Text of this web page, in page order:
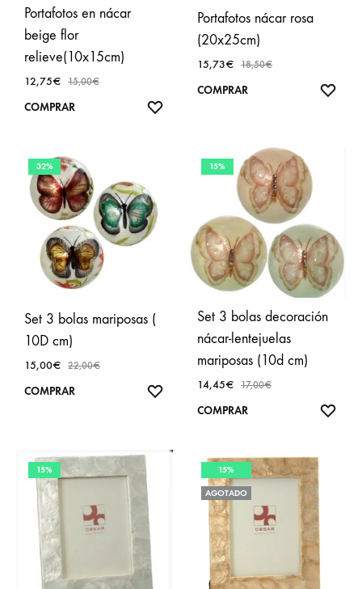
Portafotos en nácar
beige flor
relieve(10x15cm)
12,75€ 15,00€
COMPRAR
Portafotos nácar rosa
(20x25cm)
15,73€ 18,50€
COMPRAR
32%
Set 3 bolas mariposas (
10D cm)
15,00€ 22,00€
COMPRAR
AÑADIR
15%
Set 3 bolas decoración
nácar-lentejuelas
mariposas (10d cm)
14,45€ 17,00€
COMPRAR
15% 15%
AGOTADO